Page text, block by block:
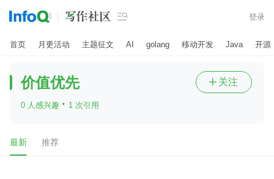
 登录
首页 月更活动 主题征文 AI golang 移动开发 Java 开源
价值优先
0 人感兴趣 · 1 次引用
 关注
最新 推荐